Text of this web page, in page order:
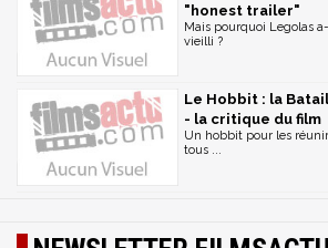
"honest trailer"
Mais pourquoi Legolas
vieilli ?
Le Hobbit : la
- la critique du film
Un hobbit pour les réunir
tous ...